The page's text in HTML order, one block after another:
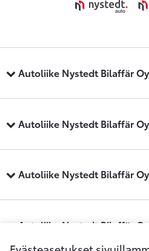
Autoliike Nystedt Bilaffär
Autoliike Nystedt Bilaffär
Autoliike Nystedt Bilaffär
Autoliike Nystedt Bilaffär Oy,